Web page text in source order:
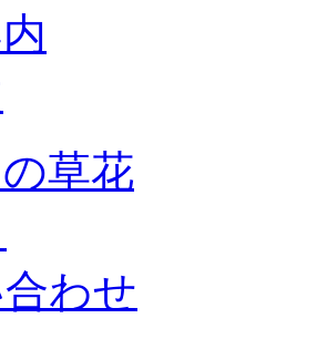
草花
わせ